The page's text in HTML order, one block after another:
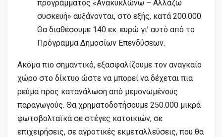
προγράμματος «Ανακυκλώνω – Αλλάζω
συσκευή» αυξάνονται, στο εξής, κατά 200.000.
Θα διαθέσουμε 140 εκ. ευρώ γι’ αυτό από το
Πρόγραμμα Δημοσίων Επενδύσεων.
Ακόμα πιο σημαντικό, εξασφαλίζουμε τον αναγκαίο
χώρο στο δίκτυο ώστε να μπορεί να δέχεται πια
ρεύμα προς κατανάλωση από μεμονωμένους
παραγωγούς. Θα χρηματοδοτήσουμε 250.000 μικρά
φωτοβολταϊκά σε στέγες κατοικιών, σε
επιχειρήσεις, σε αγροτικές εκμεταλλεύσεις, που θα